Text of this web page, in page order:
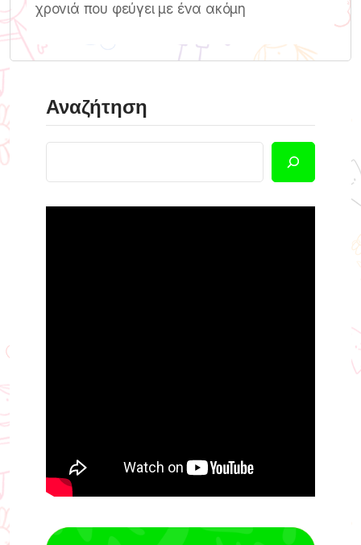
χρονιά που φεύγει με ένα ακόμη
Αναζήτηση